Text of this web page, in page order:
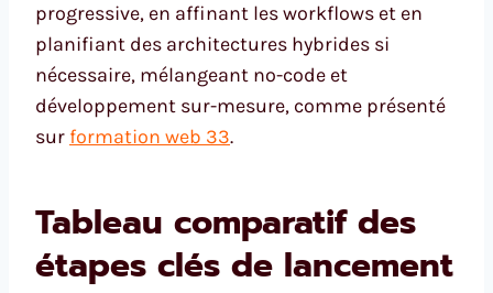
progressive, en affinant les workflows et en
planifiant des architectures hybrides si
nécessaire, mélangeant no-code et
développement sur-mesure, comme présenté
sur formation web 33.
Tableau comparatif des
étapes clés de lancement